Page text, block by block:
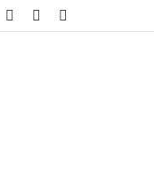
Telegram
Facebook